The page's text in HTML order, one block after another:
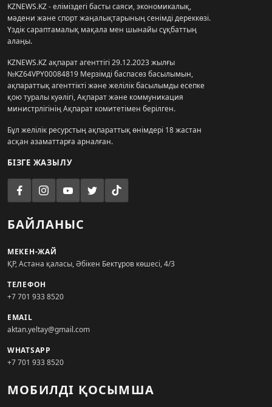
KZNEWS.KZ - еліміздегі басты саяси, экономикалық,
мәдени және спорт жаңалықтарының сенімді дереккөзі.
Үздік сараптамалық мақала мен шынайы сұқбаттың
алаңы.
KZNEWS.KZ ақпарат агенттігі 29.12.2023 жылғы
№KZ64VPY00084819 Мерзімді баспасөз басылымын,
ақпараттық агенттікті және желілік басылымды есепке
қою туралы куәлігі, Ақпарат және коммуникация
министрлігінің Ақпарат комитетімен берілген.
Бұл желілік ресурстың ақпараттық өнімдері 18 жастан
асқан азаматтарға арналған.
БІЗГЕ ЖАЗЫЛУ
БАЙЛАНЫС
МЕКЕН-ЖАЙ
ҚР, Астана қаласы, Әбікен Бектұров көшесі, 4/3
ТЕЛЕФОН
+7 701 933 8520
EMAIL
aktan.yeltay@gmail.com
WHATSAPP
+7 701 933 8520
МОБИЛДІ ҚОСЫМША